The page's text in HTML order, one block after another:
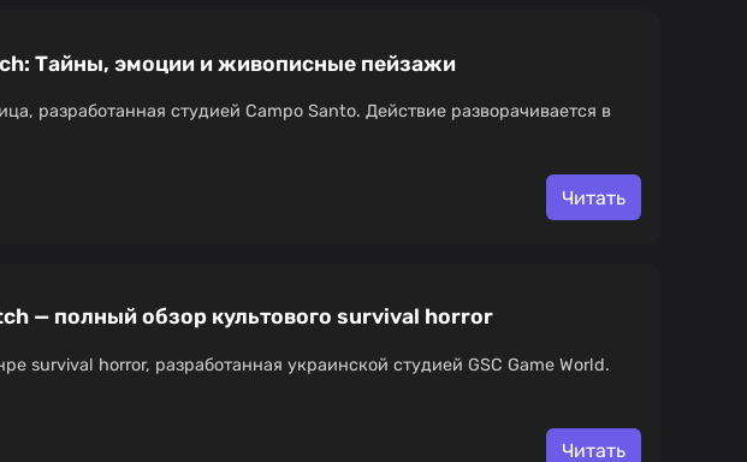
Тайны, эмоции и живописные пейзажи
разработанная студией Campo Santo. Действие разворачивается в
Читать
— полный обзор культового survival horror
survival horror, разработанная украинской студией GSC Game World.
Читать